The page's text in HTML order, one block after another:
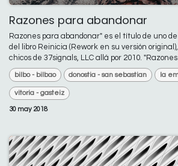
Razones para abandonar
Razones para abandonar" es el título de uno
del libro Reinicia (Rework en su versión
chicos de 37signals, LLC allá por 2010.
bilbo - bilbao donostia - san sebastian la
vitoria - gasteiz
30 may 2018